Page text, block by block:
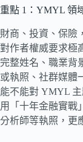
重點 1：YMYL 領
財商、投資、保險
對作者權威要求極
完整姓名、職業背
或執照、社群媒體
能不能對 YMYL 主
用「十年金融實戰
分析師等執照，更